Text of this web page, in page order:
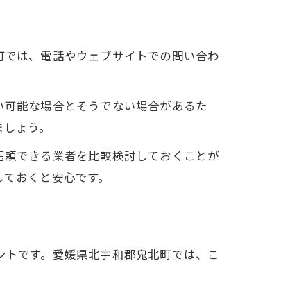
は、電話やウェブサイトでの問い合わ
能な場合とそうでない場合があるた
ょう。
できる業者を比較検討しておくことが
おくと安心です。
です。愛媛県北宇和郡鬼北町では、こ